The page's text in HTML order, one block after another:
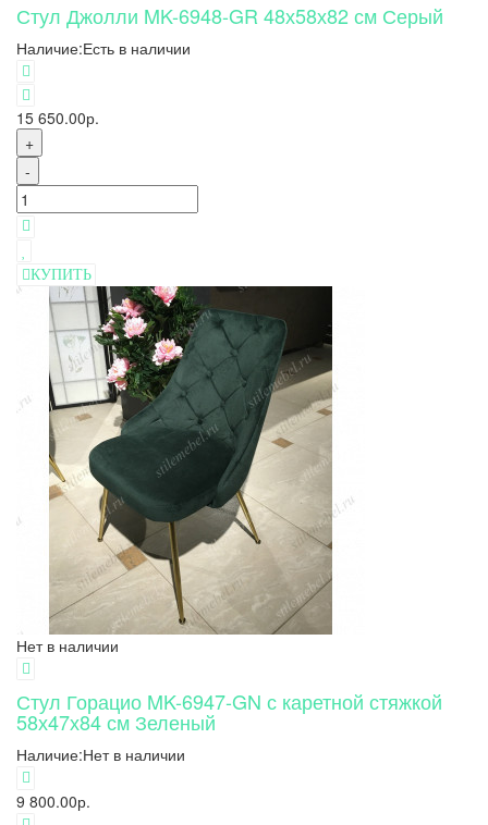
Стул Джолли MK-6948-GR 48х58х82 см Серый
Наличие:Есть в наличии
15 650.00р.
+
-
КУПИТЬ
Нет в наличии
Стул Горацио MK-6947-GN с каретной стяжкой
58х47х84 см Зеленый
Наличие:Нет в наличии
9 800.00р.